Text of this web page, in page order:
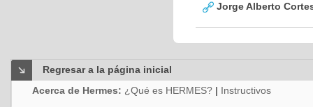
Jorge Alberto
Regresar a la página inicial
Acerca de Hermes: ¿Qué es HERMES? | Instructivos